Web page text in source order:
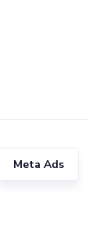
Meta Ads